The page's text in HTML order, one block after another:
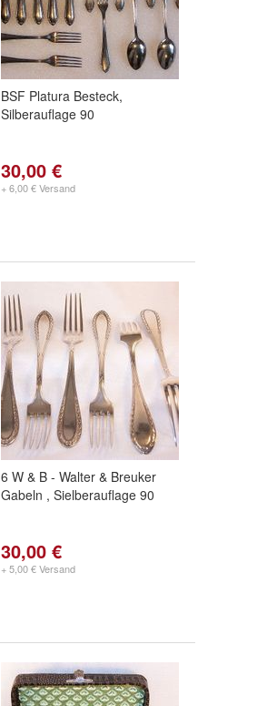
BSF Platura Besteck,
Silberauflage 90
30,00 €
+ 6,00 € Versand
6 W & B - Walter & Breuker
Gabeln , Sielberauflage 90
30,00 €
+ 5,00 € Versand